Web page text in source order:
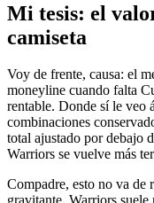
Mi tesis: el
camiseta
Voy de frente, causa: el
moneyline cuando falta
rentable. Donde sí le veo
combinaciones
total ajustado por debajo
Warriors se vuelve más
Compadre, esto no va de